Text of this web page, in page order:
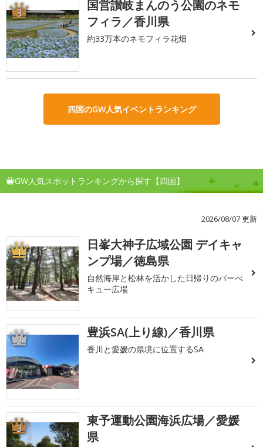
3
国営讃岐まんのう公園のネモ
フィラ／香川県
約33万本のネモフィラ花畑
四国のGW人気イベントランキング
GW人気スポットランキングから探す【四国】
2026/08/07 更新
1
日峯大神子広域公園 デイキャ
ンプ場／徳島県
自然海岸と松林を活かした日帰りのバーべ
キュー広場
2 豊浜SA(上り線)／香川県
香川と愛媛の県境に位置するSA
3
東予運動公園海浜広場／愛媛
県